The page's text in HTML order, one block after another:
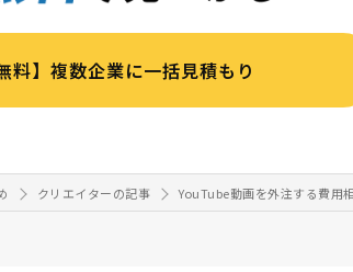
料】複数企業に一括見積もり
クリエイターの記事 YouTube動画を外注する費用